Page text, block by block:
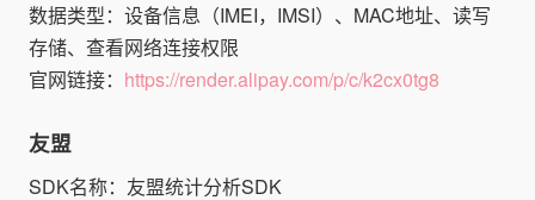
数据类型：设备信息（IMEI，IMSI）、MAC地址、读写
存储、查看网络连接权限
官网链接： https://render.alipay.com/p/c/k2cx0tg8
友盟
SDK名称：友盟统计分析SDK